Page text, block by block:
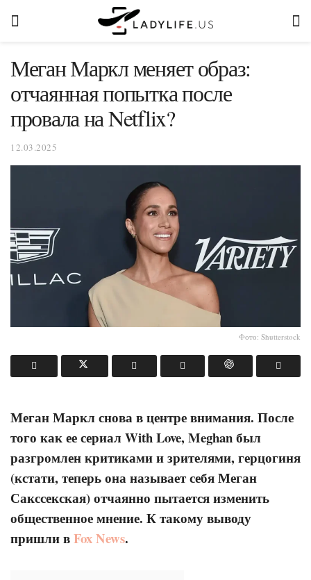
Меган Маркл меняет образ:
отчаянная попытка после
провала на Netflix?
12.03.2025
Фото: Shutterstock
Меган Маркл снова в центре внимания. После
того как ее сериал With Love, Meghan был
разгромлен критиками и зрителями, герцогиня
(кстати, теперь она называет себя Меган
Сакссекская) отчаянно пытается изменить
общественное мнение. К такому выводу
пришли вFox News.